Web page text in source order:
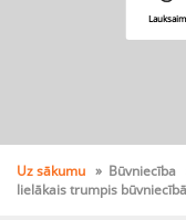
Uz sākumu » Būvniecība
lielākais trumpis